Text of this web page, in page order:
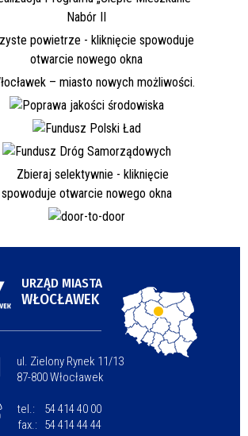
URZĄD MIASTA
WŁOCŁAWEK
ul. Zielony Rynek 11/13
87-800 Włocławek
tel.:
54 414 40 00
fax.:
54 414 44 44